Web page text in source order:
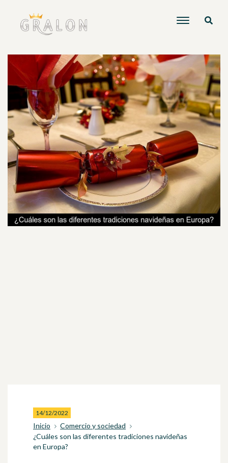
14/12/2022
Inicio
Comercio y sociedad
¿Cuáles son las diferentes tradiciones navideñas
en Europa?